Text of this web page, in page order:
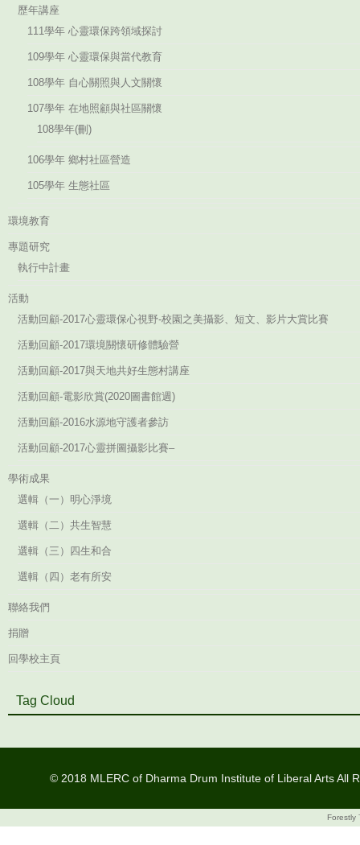
歷年講座
111學年 心靈環保跨領域探討
109學年 心靈環保與當代教育
108學年 自心關照與人文關懷
107學年 在地照顧與社區關懷
108學年(刪)
106學年 鄉村社區營造
105學年 生態社區
環境教育
專題研究
執行中計畫
活動
活動回顧-2017心靈環保心視野-校園之美攝影、短文、影片大賞比賽
活動回顧-2017環境關懷研修體驗營
活動回顧-2017與天地共好生態村講座
活動回顧-電影欣賞(2020圖書館週)
活動回顧-2016水源地守護者參訪
活動回顧-2017心靈拼圖攝影比賽–
學術成果
選輯（一）明心淨境
選輯（二）共生智慧
選輯（三）四生和合
選輯（四）老有所安
聯絡我們
捐贈
回學校主頁
Tag Cloud
© 2018 MLERC of Dharma Drum Institute of Liberal Arts All
Forestly